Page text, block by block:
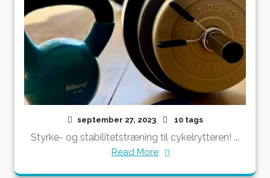
september 27, 2023 10 tags
Styrke- og stabilitetstræning til cykelrytteren! ...
Read More